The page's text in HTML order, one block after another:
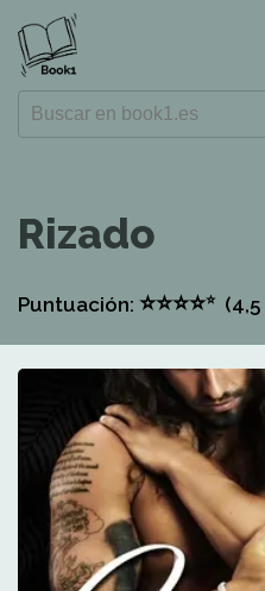
Rizado
Puntuación: ⭐⭐⭐⭐⭐(4,5